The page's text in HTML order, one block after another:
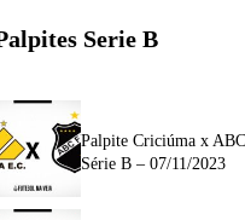
Serie B
Palpite Criciúma x
Série B – 07/11/2023